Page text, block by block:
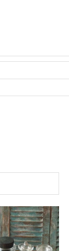
€1,75
Dieses
Produkt
weist
mehrere